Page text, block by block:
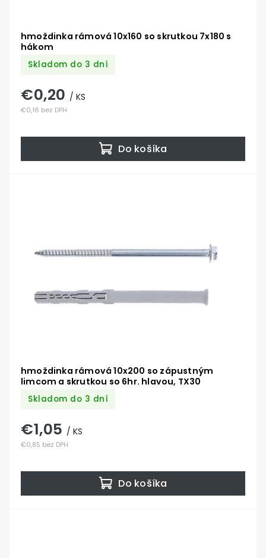
hmoždinka rámová 10x160 so skrutkou 7x180 s
hákom
Skladom do 3 dní
€0,16 bez DPH
€0,20 / KS
Do košíka
hmoždinka rámová 10x200 so zápustným
limcom a skrutkou so 6hr. hlavou, TX30
Skladom do 3 dní
€0,85 bez DPH
€1,05 / KS
Do košíka